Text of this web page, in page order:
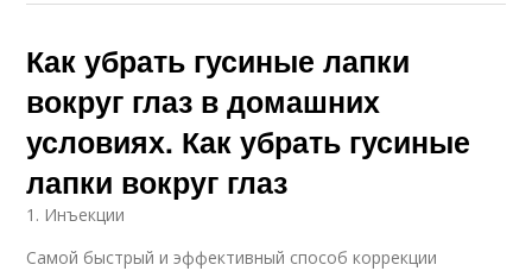
Как убрать гусиные лапки
вокруг глаз в домашних
условиях. Как убрать гусиные
лапки вокруг глаз
1. Инъекции
Самой быстрый и эффективный способ коррекции